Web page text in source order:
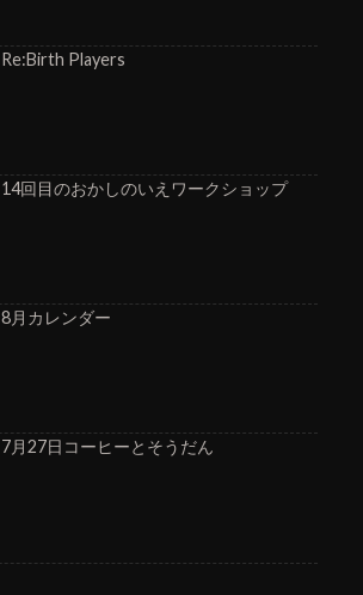
Re:Birth Players
14回目のおかしのいえワークショップ
8月カレンダー
7月27日コーヒーとそうだん